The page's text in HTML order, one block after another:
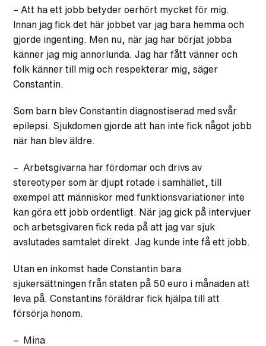
– Att ha ett jobb betyder oerhört mycket för mig.
Innan jag fick det här jobbet var jag bara hemma och
gjorde ingenting. Men nu, när jag har börjat jobba
känner jag mig annorlunda. Jag har fått vänner och
folk känner till mig och respekterar mig, säger
Constantin.
Som barn blev Constantin diagnostiserad med svår
epilepsi. Sjukdomen gjorde att han inte fick något jobb
när han blev äldre.
– Arbetsgivarna har fördomar och drivs av
stereotyper som är djupt rotade i samhället, till
exempel att människor med funktionsvariationer inte
kan göra ett jobb ordentligt. När jag gick på intervjuer
och arbetsgivaren fick reda på att jag var sjuk
avslutades samtalet direkt. Jag kunde inte få ett jobb.
Utan en inkomst hade Constantin bara
sjukersättningen från staten på 50 euro i månaden att
leva på. Constantins föräldrar fick hjälpa till att
försörja honom.
– Mina